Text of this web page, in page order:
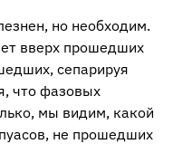
но необходим.
вверх прошедших
сепарируя
что фазовых
мы видим, какой
не прошедших